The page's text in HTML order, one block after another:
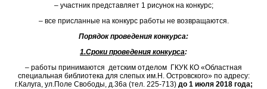
–участник представляет 1 рисунок на конкурс;
–все присланные на конкурс работы не возвращаются.
Порядок проведения конкурса:
1.Сроки проведения конкурса:
– работы принимаются детским отделом ГКУК КО «Областная
специальная библиотека для слепых им.Н. Островского» по адресу:
г.Калуга, ул.Поле Свободы, д.36а (тел. 225-713) до 1 июля 2018 года;